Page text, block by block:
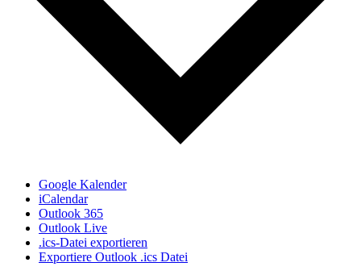
Google Kalender
iCalendar
Outlook 365
Outlook Live
.ics-Datei exportieren
Exportiere Outlook .ics Datei